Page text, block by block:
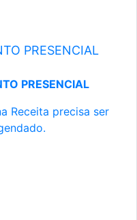
PRESENCIAL
PRESENCIAL
Receita precisa ser